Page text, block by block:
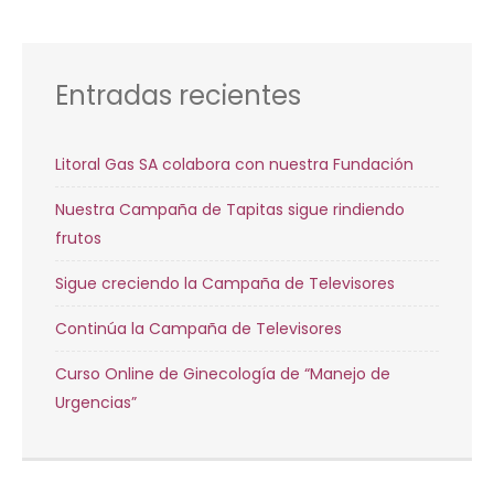
Entradas recientes
Litoral Gas SA colabora con nuestra Fundación
Nuestra Campaña de Tapitas sigue rindiendo
frutos
Sigue creciendo la Campaña de Televisores
Continúa la Campaña de Televisores
Curso Online de Ginecología de “Manejo de
Urgencias”